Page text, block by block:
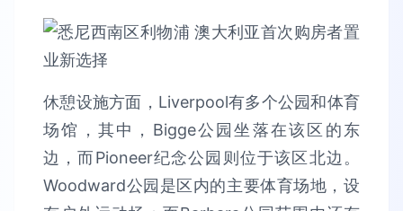
休憩设施方面，Liverpool有多个公园和体育
场馆，其中，Bigge公园坐落在该区的东
边，而Pioneer纪念公园则位于该区北边。
Woodward公园是区内的主要体育场地，设